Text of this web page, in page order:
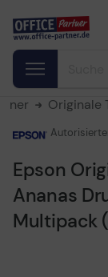
Originale
Epson
Ananas
Multipack